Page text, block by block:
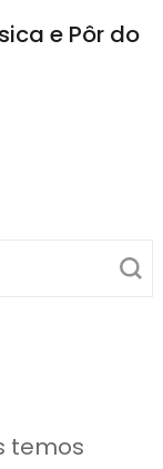
e Pôr do
temos